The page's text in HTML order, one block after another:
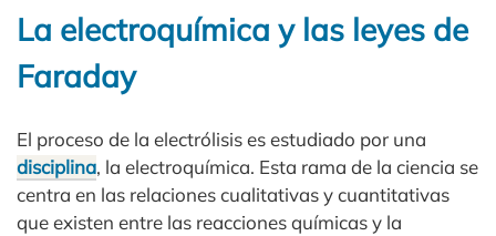
La electroquímica y las leyes de
Faraday
El proceso de la electrólisis es estudiado por una
disciplina, la electroquímica. Esta rama de la ciencia se
centra en las relaciones cualitativas y cuantitativas
que existen entre las reacciones químicas y la